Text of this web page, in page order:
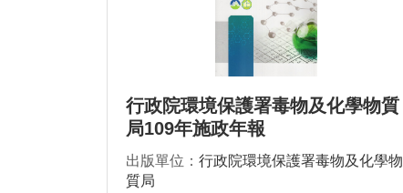
行政院環境保護署毒物及化學物質
局109年施政年報
出版單位： 行政院環境保護署毒物及化學物
質局